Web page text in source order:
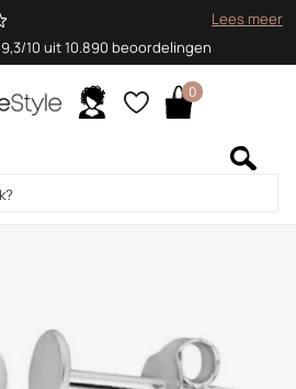
9,3/10 uit 10.890 beoordelingen
Lees meer
0